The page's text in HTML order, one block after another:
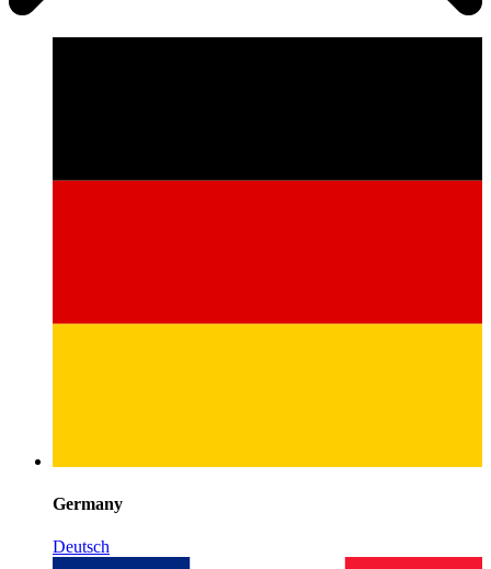
Germany
Deutsch